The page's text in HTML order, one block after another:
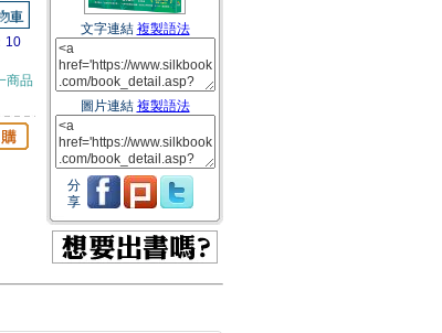
10
商品
文字連結 複製語法
圖片連結 複製語法
分
享